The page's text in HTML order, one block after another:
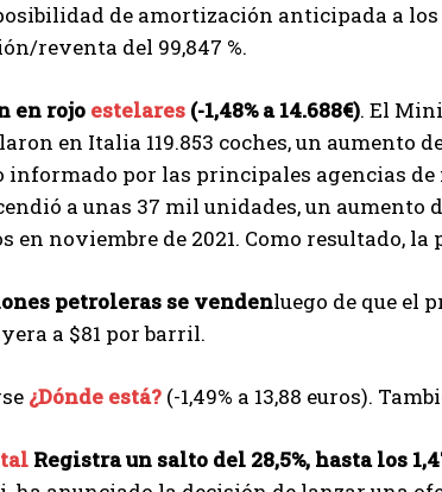
de amortización anticipada a los
reventa del 99,847 %.
en rojo estelares (-1,48% a 14.688€). El
en Italia 119.853 coches, un aumento
informado por las principales agencias
a unas 37 mil unidades, un aumento
en noviembre de 2021. Como resultado,
petroleras se vendenluego de que el
a $81 por barril.
¿Dónde está? (-1,49% a 13,88 euros).
Registra un salto del 28,5%, hasta los